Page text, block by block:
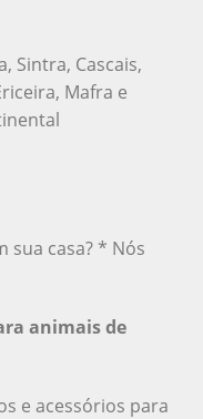
Sintra, Cascais,
Mafra e
sua casa? * Nós
animais de
e acessórios para